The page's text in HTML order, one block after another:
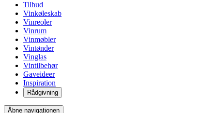
Tilbud
Vinkøleskab
Vinreoler
Vinrum
Vinmøbler
Vintønder
Vinglas
Vintilbehør
Gaveideer
Inspiration
Rådgivning
Åbne navigationen